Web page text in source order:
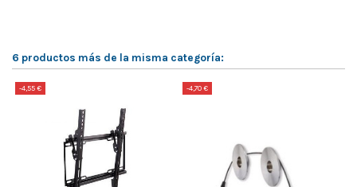
6 productos más de la misma categoría:
-4,55 € -4,70 €